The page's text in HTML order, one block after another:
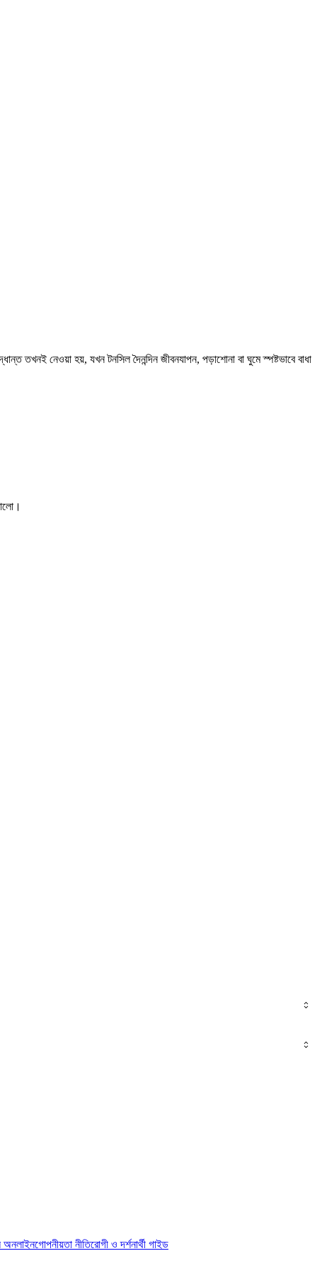
তখনই নেওয়া হয়, যখন টনসিল দৈনন্দিন জীবনযাপন, পড়াশোনা বা ঘুমে স্পষ্টভাবে বাধা
অনলাইনগোপনীয়তা নীতিরোগী ও দর্শনার্থী গাইড